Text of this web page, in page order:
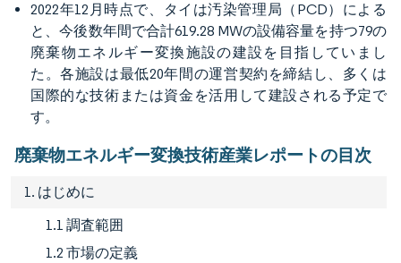
2022年12月時点で、タイは汚染管理局（PCD）による
と、今後数年間で合計619.28 MWの設備容量を持つ79の
廃棄物エネルギー変換施設の建設を目指していまし
た。各施設は最低20年間の運営契約を締結し、多くは
国際的な技術または資金を活用して建設される予定で
す。
廃棄物エネルギー変換技術産業レポートの目次
1. はじめに
1.1 調査範囲
1.2 市場の定義